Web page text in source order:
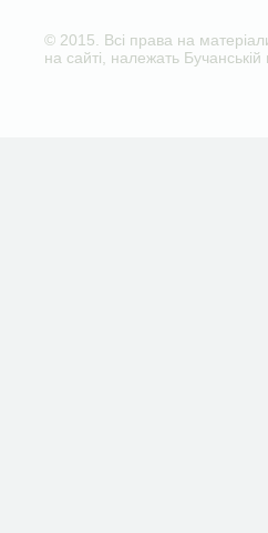
© 2015. Всі права на
на сайті, належать Бучанській